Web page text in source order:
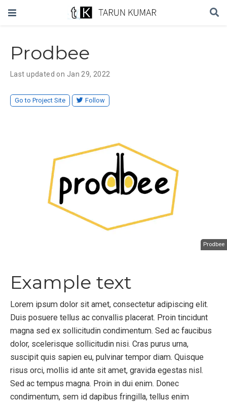
Prodbee
Last updated on Jan 29, 2022
Go to Project Site Follow
Prodbee
Example text
Lorem ipsum dolor sit amet, consectetur adipiscing elit.
Duis posuere tellus ac convallis placerat. Proin tincidunt
magna sed ex sollicitudin condimentum. Sed ac faucibus
dolor, scelerisque sollicitudin nisi. Cras purus urna,
suscipit quis sapien eu, pulvinar tempor diam. Quisque
risus orci, mollis id ante sit amet, gravida egestas nisl.
Sed ac tempus magna. Proin in dui enim. Donec
condimentum, sem id dapibus fringilla, tellus enim